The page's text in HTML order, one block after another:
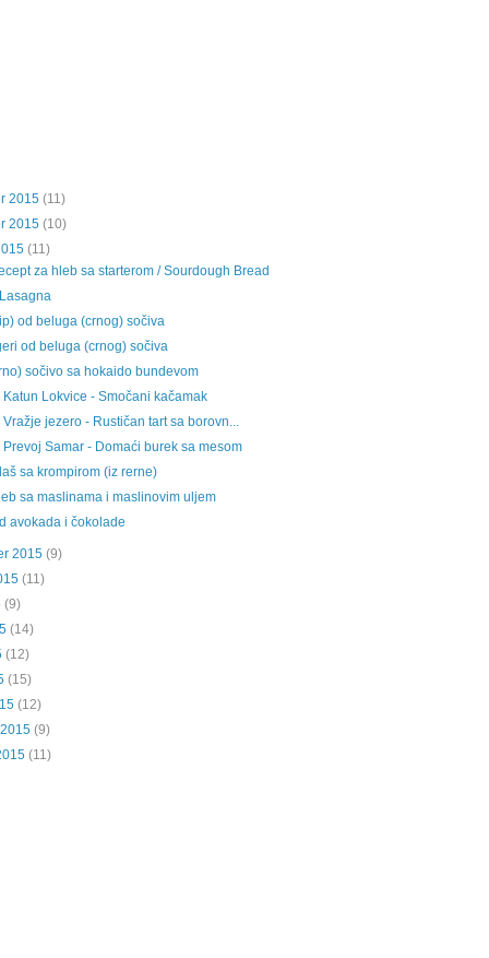
2015 (11)
2015 (10)
(11)
za hleb sa starterom / Sourdough Bread
od beluga (crnog) sočiva
od beluga (crnog) sočiva
sočivo sa hokaido bundevom
Katun Lokvice - Smočani kačamak
jezero - Rustičan tart sa borovn...
Prevoj Samar - Domaći burek sa mesom
sa krompirom (iz rerne)
sa maslinama i maslinovim uljem
avokada i čokolade
2015 (9)
(11)
(9)
(14)
(12)
(15)
(12)
(9)
(11)